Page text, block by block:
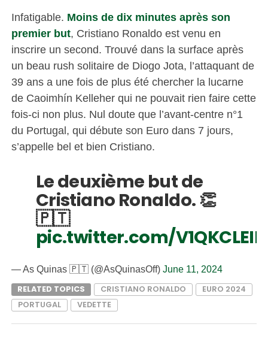
Infatigable. Moins de dix minutes après son
premier but, Cristiano Ronaldo est venu en
inscrire un second. Trouvé dans la surface après
un beau rush solitaire de Diogo Jota, l’attaquant de
39 ans a une fois de plus été chercher la lucarne
de Caoimhín Kelleher qui ne pouvait rien faire cette
fois-ci non plus. Nul doute que l’avant-centre n°1
du Portugal, qui débute son Euro dans 7 jours,
s’appelle bel et bien Cristiano.
Le deuxième but de
Cristiano Ronaldo. 👏
🇵🇹
pic.twitter.com/
— As Quinas 🇵🇹 (@AsQuinasOff) June 11, 2024
RELATED TOPICS
CRISTIANO RONALDO
EURO 2024
PORTUGAL
VEDETTE